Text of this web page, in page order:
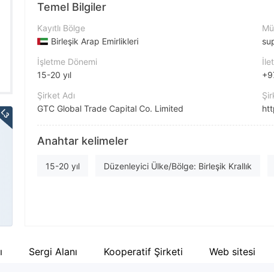
L3
Temel Bilgiler
Kayıtlı Bölge
Birleşik Arap Emirlikleri
İşletme Dönemi
15-20 yıl
Şirket Adı
GTC Global Trade Capital Co. Limited
Şirket Kısaltması
GTCFX
Şirket çalışanı
Anahtar kelimeler
15-20 yıl Düzenleyici Ülke/Bölge: Birleşik Krallık
MT4 Tam Lisans MT5 Tam Lisans cTrader
Sergi Alanı Kooperatif Şirketi Web sitesi